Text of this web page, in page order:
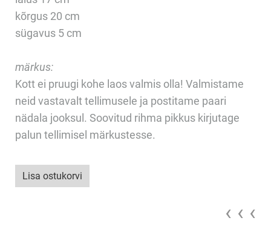
kõrgus 20 cm
sügavus 5 cm
märkus:
Kott ei pruugi kohe laos valmis olla! Valmistame
neid vastavalt tellimusele ja postitame paari
nädala jooksul. Soovitud rihma pikkus kirjutage
palun tellimisel märkustesse.
Lisa ostukorvi
‹ ‹ ‹